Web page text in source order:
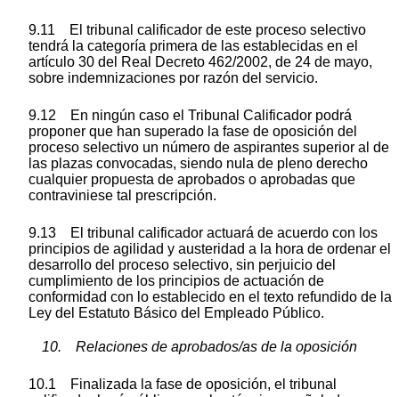
9.11 El tribunal calificador de este proceso selectivo
tendrá la categoría primera de las establecidas en el
artículo 30 del Real Decreto 462/2002, de 24 de mayo,
sobre indemnizaciones por razón del servicio.
9.12 En ningún caso el Tribunal Calificador podrá
proponer que han superado la fase de oposición del
proceso selectivo un número de aspirantes superior al de
las plazas convocadas, siendo nula de pleno derecho
cualquier propuesta de aprobados o aprobadas que
contraviniese tal prescripción.
9.13 El tribunal calificador actuará de acuerdo con los
principios de agilidad y austeridad a la hora de ordenar el
desarrollo del proceso selectivo, sin perjuicio del
cumplimiento de los principios de actuación de
conformidad con lo establecido en el texto refundido de la
Ley del Estatuto Básico del Empleado Público.
10. Relaciones de aprobados/as de la oposición
10.1 Finalizada la fase de oposición, el tribunal